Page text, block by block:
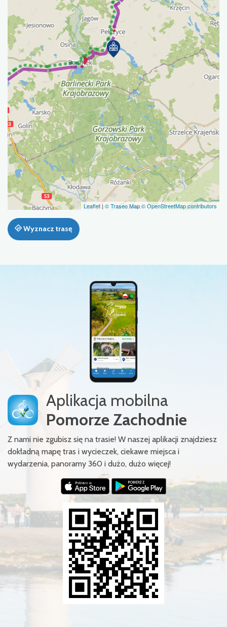
Leaflet| © Traseo Map© OpenStreetMap contributors
Wyznacz trasę
Aplikacja mobilna
Pomorze Zachodnie
Z nami nie zgubisz się na trasie! W naszej aplikacji znajdziesz
dokładną mapę tras i wycieczek, ciekawe miejsca i
wydarzenia, panoramy 360 i dużo, dużo więcej!